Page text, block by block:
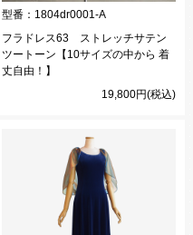
型番： 1804dr0001-A
フラドレス63 ストレッチサテン
ツートーン【10サイズの中から 着
丈自由！】
19,800円(税込)